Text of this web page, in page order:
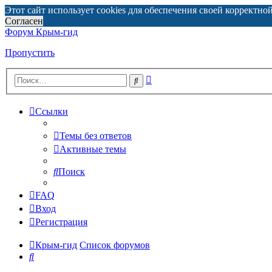
Этот сайт использует cookies для обеспечения своей
Согласен
Форум Крым-гид
Пропустить
Поиск
Ссылки
Темы без ответов
Активные темы
Поиск
FAQ
Вход
Регистрация
Крым-гид Список форумов
Поиск